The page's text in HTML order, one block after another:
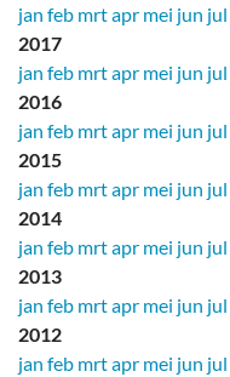
jan feb mrtapr mei jun jul
2017
jan feb mrtapr mei jun jul
2016
jan feb mrtapr mei jun jul
2015
jan feb mrtapr mei jun jul
2014
jan feb mrtapr mei jun jul
2013
jan feb mrtapr mei jun jul
2012
jan feb mrtapr mei jun jul